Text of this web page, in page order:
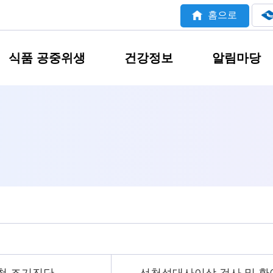
홈으로
식품 공중위생 건강정보 알림마당